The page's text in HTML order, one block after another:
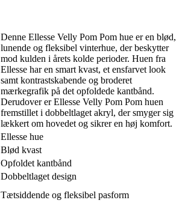
Denne Ellesse Velly Pom Pom hue er en blød,
lunende og fleksibel vinterhue, der beskytter
mod kulden i årets kolde perioder. Huen fra
Ellesse har en smart kvast, et ensfarvet look
samt kontrastskabende og broderet
mærkegrafik på det opfoldede kantbånd.
Derudover er Ellesse Velly Pom Pom huen
fremstillet i dobbeltlaget akryl, der smyger sig
lækkert om hovedet og sikrer en høj komfort.
Ellesse hue
Blød kvast
Opfoldet kantbånd
Dobbeltlaget design
Tætsiddende og fleksibel pasform